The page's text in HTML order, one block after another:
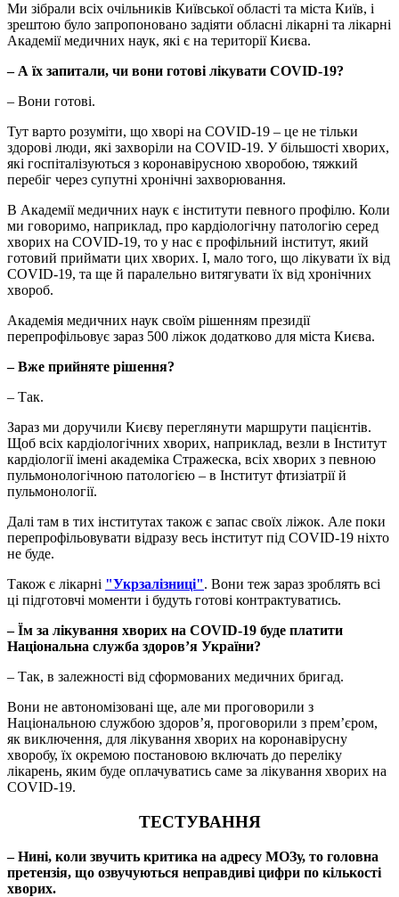
Ми зібрали всіх очільників Київської області та міста Київ, і
зрештою було запропоновано задіяти обласні лікарні та лікарні
Академії медичних наук, які є на території Києва.
– А їх запитали, чи вони готові лікувати COVID-19?
– Вони готові.
Тут варто розуміти, що хворі на COVID-19 – це не тільки
здорові люди, які захворіли на COVID-19. У більшості хворих,
які госпіталізуються з коронавірусною хворобою, тяжкий
перебіг через супутні хронічні захворювання.
В Академії медичних наук є інститути певного профілю. Коли
ми говоримо, наприклад, про кардіологічну патологію серед
хворих на COVID-19, то у нас є профільний інститут, який
готовий приймати цих хворих. І, мало того, що лікувати їх від
COVID-19, та ще й паралельно витягувати їх від хронічних
хвороб.
Академія медичних наук своїм рішенням президії
перепрофільовує зараз 500 ліжок додатково для міста Києва.
– Вже прийняте рішення?
– Так.
Зараз ми доручили Києву переглянути маршрути пацієнтів.
Щоб всіх кардіологічних хворих, наприклад, везли в Інститут
кардіології імені академіка Стражеска, всіх хворих з певною
пульмонологічною патологією – в Інститут фтизіатрії й
пульмонології.
Далі там в тих інститутах також є запас своїх ліжок. Але поки
перепрофільовувати відразу весь інститут під COVID-19 ніхто
не буде.
Також є лікарні "Укрзалізниці". Вони теж зараз зроблять всі
ці підготовчі моменти і будуть готові контрактуватись.
– Їм за лікування хворих на COVID-19 буде платити
Національна служба здоров’я України?
– Так, в залежності від сформованих медичних бригад.
Вони не автономізовані ще, але ми проговорили з
Національною службою здоров’я, проговорили з прем’єром,
як виключення, для лікування хворих на коронавірусну
хворобу, їх окремою постановою включать до переліку
лікарень, яким буде оплачуватись саме за лікування хворих на
COVID-19.
ТЕСТУВАННЯ
– Нині, коли звучить критика на адресу МОЗу, то головна
претензія, що озвучуються неправдиві цифри по кількості
хворих.